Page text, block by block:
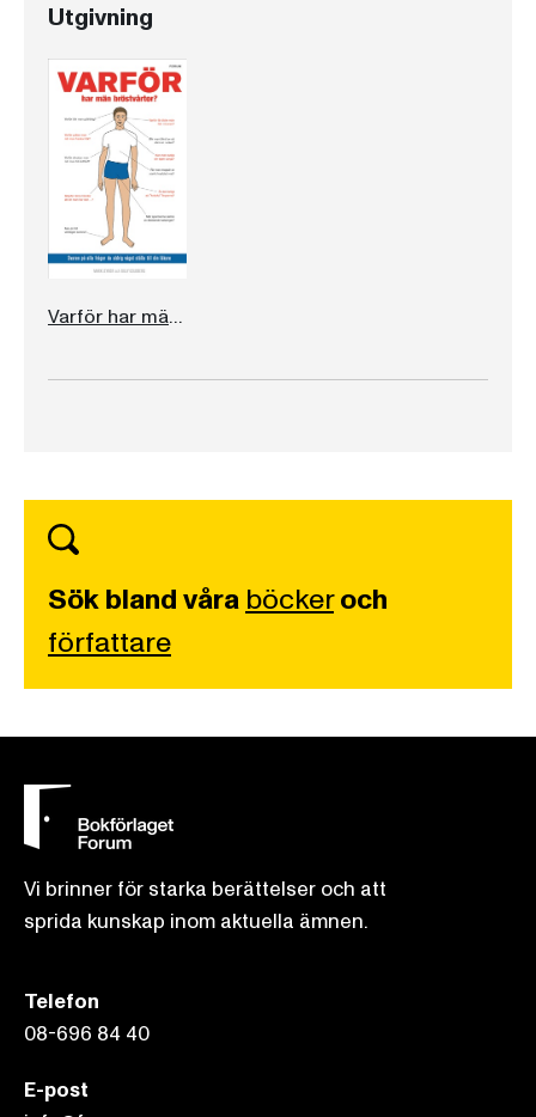
Utgivning
Varför har män bröstvårtor?
Sök bland våra böckeroch
författare
Vi brinner för starka berättelser och att
sprida kunskap inom aktuella ämnen.
Telefon
08-696 84 40
E-post